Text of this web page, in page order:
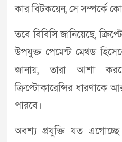
কার বিটকয়েন, সে সম্পর্কে
তবে বিবিসি জানিয়েছে,
উপযুক্ত পেমেন্ট মেথড
জানায়, তারা আশা
ক্রিপ্টোকারেন্সির ধারণাকে
পারবে।
অবশ্য প্রযুক্তি যত